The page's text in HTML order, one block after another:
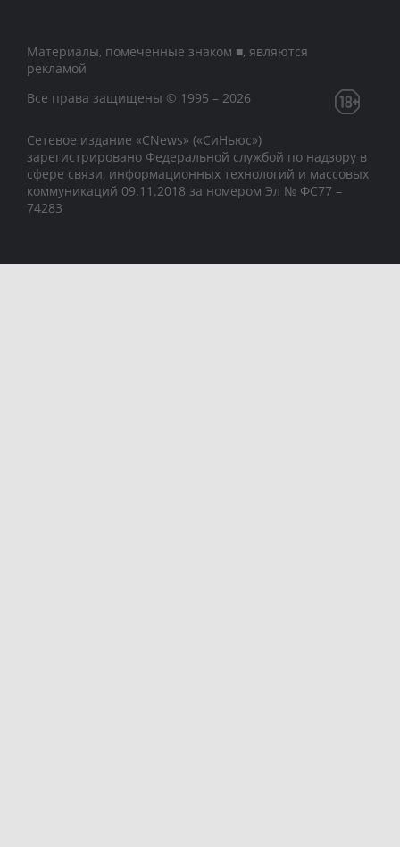
Материалы, помеченные знаком ■, являются
рекламой
Все права защищены © 1995 – 2026
Сетевое издание «CNews» («СиНьюс»)
зарегистрировано Федеральной службой по надзору в
сфере связи, информационных технологий и массовых
коммуникаций 09.11.2018 за номером Эл № ФС77 –
74283